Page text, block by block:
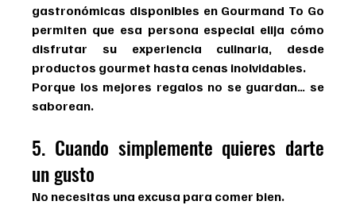
gastronómicas disponibles en Gourmand To Go
permiten que esa persona especial elija cómo
disfrutar su experiencia culinaria, desde
productos gourmet hasta cenas inolvidables.
Porque los mejores regalos no se guardan… se
saborean.
5. Cuando simplemente quieres darte
un gusto
No necesitas una excusa para comer bien.